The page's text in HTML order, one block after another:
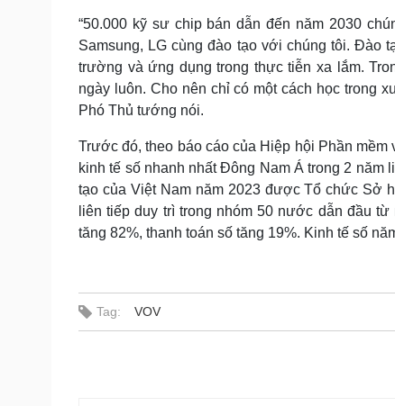
“50.000 kỹ sư chip bán dẫn đến năm 2030
Samsung, LG cùng đào tạo với chúng tôi. Đào
trường và ứng dụng trong thực tiễn xa lắm.
ngày luôn. Cho nên chỉ có một cách học trong
Phó Thủ tướng nói.
Trước đó, theo báo cáo của Hiệp hội Phần
kinh tế số nhanh nhất Đông Nam Á trong 2
tạo của Việt Nam năm 2023 được Tổ chức Sở
liên tiếp duy trì trong nhóm 50 nước dẫn đầu
tăng 82%, thanh toán số tăng 19%. Kinh tế số
Tag: VOV